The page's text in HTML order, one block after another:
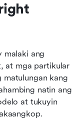
malaki ang
at mga partikular
matulungan kang
natin ang
at tukuyin